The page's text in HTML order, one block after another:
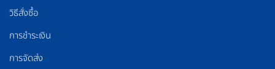
วิธีสั่งซื้อ
การชำระเงิน
การจัดส่ง